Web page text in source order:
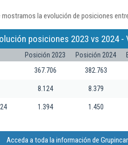
la evolución de posiciones
posiciones 2023 vs 2024 -
Posición 2023 Posición 2024
367.706 382.763
8.124 8.379
1.394 1.450
Acceda a toda la información de